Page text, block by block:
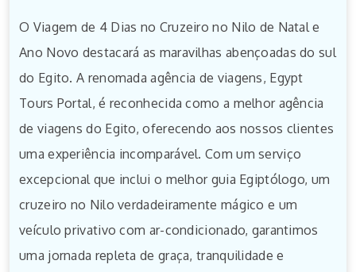
O Viagem de 4 Dias no Cruzeiro no Nilo de Natal e
Ano Novo destacará as maravilhas abençoadas do sul
do Egito. A renomada agência de viagens, Egypt
Tours Portal, é reconhecida como a melhor agência
de viagens do Egito, oferecendo aos nossos clientes
uma experiência incomparável. Com um serviço
excepcional que inclui o melhor guia Egiptólogo, um
cruzeiro no Nilo verdadeiramente mágico e um
veículo privativo com ar-condicionado, garantimos
uma jornada repleta de graça, tranquilidade e